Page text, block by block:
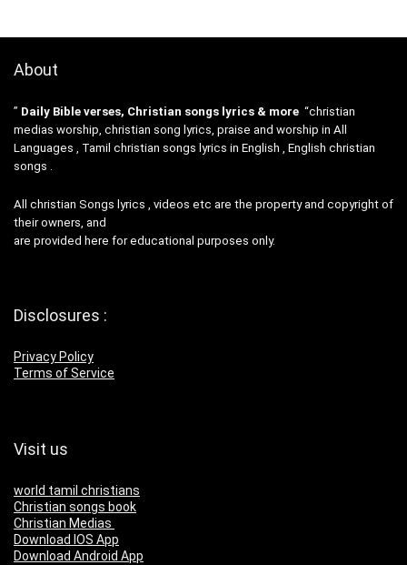
About
” Daily Bible verses, Christian songs lyrics & more “christian
medias worship, christian song lyrics, praise and worship in All
Languages , Tamil christian songs lyrics in English , English christian
songs .
All christian Songs lyrics , videos etc are the property and copyright of
their owners, and
are provided here for educational purposes only.
Disclosures :
Privacy Policy
Terms of Service
Visit us
world tamil christians
Christian songs book
Christian Medias
Download IOS App
Download Android App